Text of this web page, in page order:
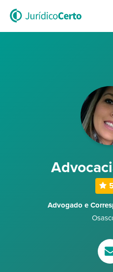
Advogado e